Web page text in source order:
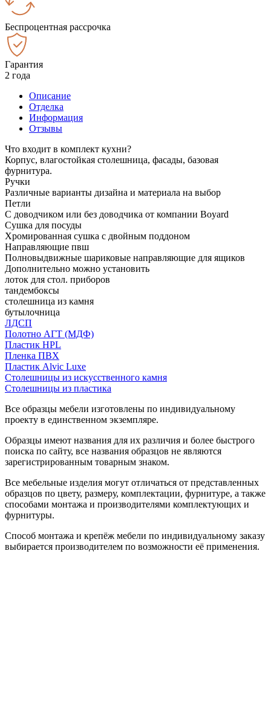
Беспроцентная рассрочка
Гарантия
2 года
Описание
Отделка
Информация
Отзывы
Что входит в комплект кухни?
Корпус, влагостойкая столешница, фасады, базовая
фурнитура.
Ручки
Различные варианты дизайна и материала на выбор
Петли
С доводчиком или без доводчика от компании Boyard
Сушка для посуды
Хромированная сушка с двойным поддоном
Направляющие пвш
Полновыдвижные шариковые направляющие для ящиков
Дополнительно можно установить
лоток для стол. приборов
тандембоксы
столешница из камня
бутылочница
ЛДСП
Полотно АГТ (МДФ)
Пластик HPL
Пленка ПВХ
Пластик Alvic Luxe
Столешницы из искусственного камня
Столешницы из пластика
Все образцы мебели изготовлены по индивидуальному
проекту в единственном экземпляре.
Образцы имеют названия для их различия и более быстрого
поиска по сайту, все названия образцов не являются
зарегистрированным товарным знаком.
Все мебельные изделия могут отличаться от представленных
образцов по цвету, размеру, комплектации, фурнитуре, а также
способами монтажа и производителями комплектующих и
фурнитуры.
Способ монтажа и крепёж мебели по индивидуальному заказу
выбирается производителем по возможности её применения.